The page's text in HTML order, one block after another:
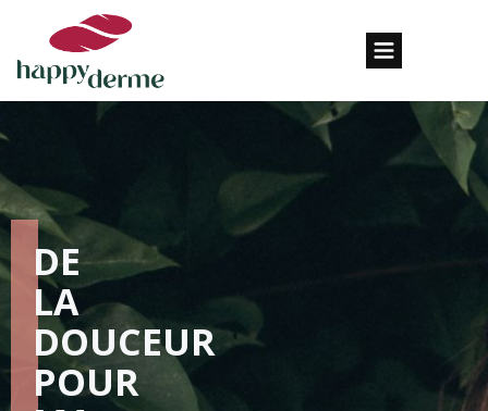
DE
LA
DOUCEUR
POUR